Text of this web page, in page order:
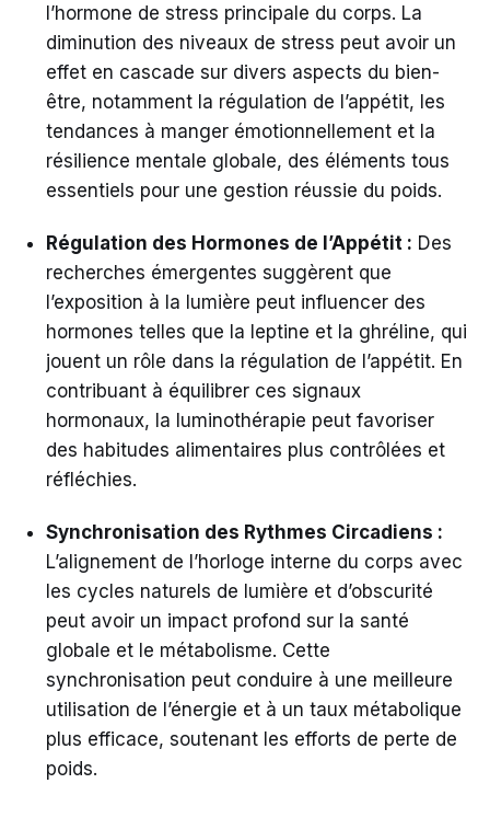
l’hormone de stress principale du corps. La
diminution des niveaux de stress peut avoir un
effet en cascade sur divers aspects du bien-
être, notamment la régulation de l’appétit, les
tendances à manger émotionnellement et la
résilience mentale globale, des éléments tous
essentiels pour une gestion réussie du poids.
Régulation des Hormones de l’Appétit : Des
recherches émergentes suggèrent que
l’exposition à la lumière peut influencer des
hormones telles que la leptine et la ghréline, qui
jouent un rôle dans la régulation de l’appétit. En
contribuant à équilibrer ces signaux
hormonaux, la luminothérapie peut favoriser
des habitudes alimentaires plus contrôlées et
réfléchies.
Synchronisation des Rythmes Circadiens :
L’alignement de l’horloge interne du corps avec
les cycles naturels de lumière et d’obscurité
peut avoir un impact profond sur la santé
globale et le métabolisme. Cette
synchronisation peut conduire à une meilleure
utilisation de l’énergie et à un taux métabolique
plus efficace, soutenant les efforts de perte de
poids.